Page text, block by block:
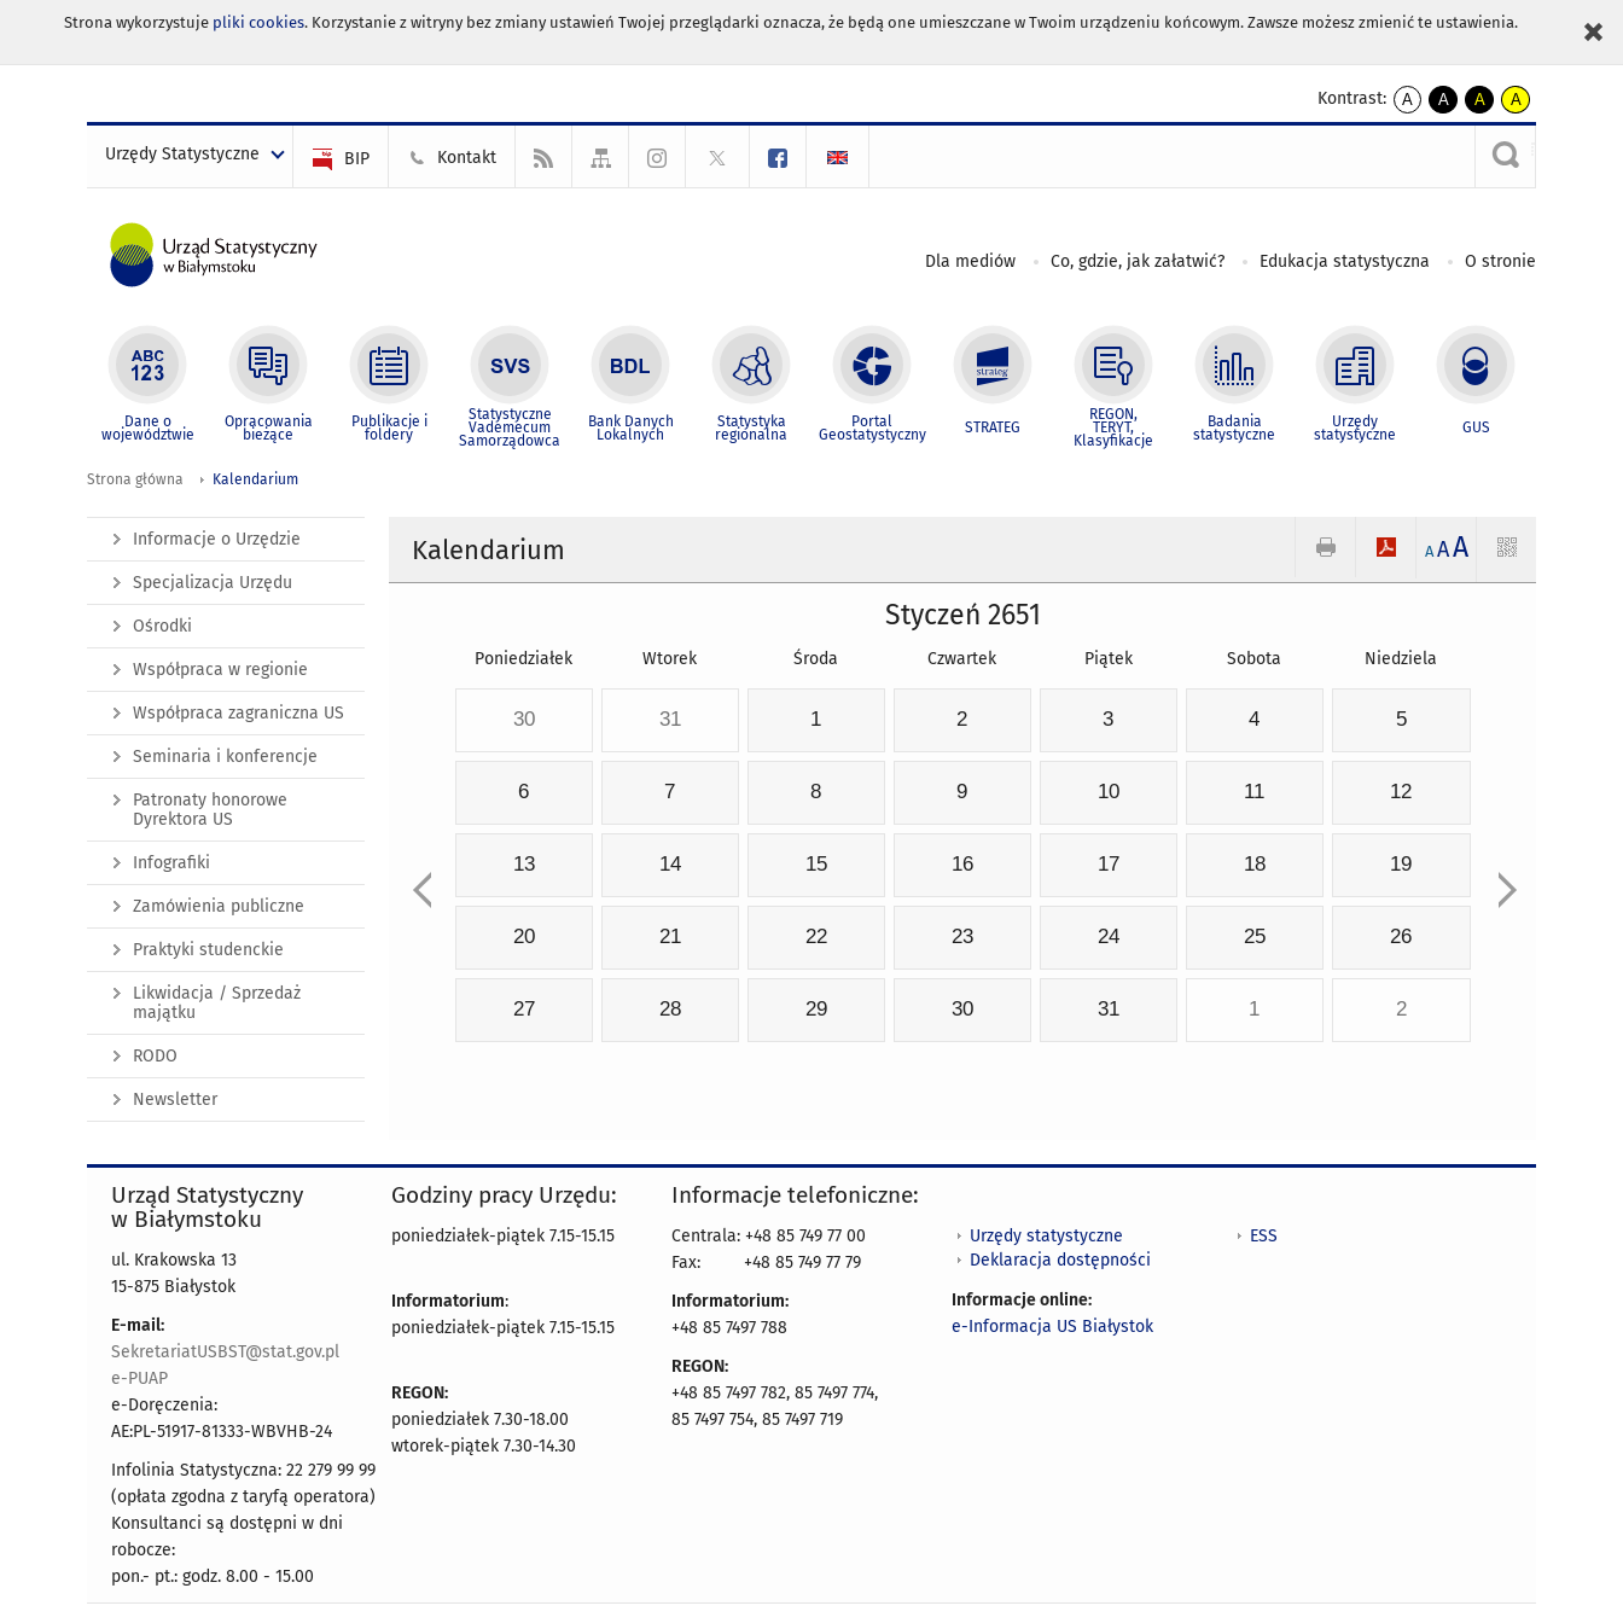
Strona wykorzystuje pliki cookies. Korzystanie z witryny bez zmiany ustawień Twojej przeglądarki oznacza, że będą one umieszczane w Twoim urządzeniu końcowym. Zawsze możesz zmienić te ustawienia.
Kontrast:
A
kontrast
A
kontrast
czarnym
A
kontrast
żółty
tekst
czarnym
A
kontrast
czarny
tekst
żółtym
Urzędy Statystyczne BIP Kontakt
Dla mediów Co, gdzie, jak załatwić? Edukacja statystyczna O stronie
Dane o
województwie
Opracowania
bieżące
Publikacje i
foldery
Statystyczne
Vademecum
Samorządowca
Bank Danych
Lokalnych
Statystyka
regionalna
Portal
Geostatystyczny STRATEG
REGON,
TERYT,
Klasyfikacje
Badania
statystyczne
Urzędy
statystyczne GUS
Strona główna Kalendarium
Kalendarium A AA
Styczeń 2651
Poniedziałek Wtorek Środa Czwartek Piątek Sobota Niedziela
30 31 1 2 3 4 5
6 7 8 9 10 11 12
13 14 15 16 17 18 19
20 21 22 23 24 25 26
27 28 29 30 31 1 2
Informacje o Urzędzie
Specjalizacja Urzędu
Ośrodki
Współpraca w regionie
Współpraca zagraniczna US
Seminaria i konferencje
Patronaty honorowe
Dyrektora US
Infografiki
Zamówienia publiczne
Praktyki studenckie
Likwidacja / Sprzedaż
majątku
RODO
Newsletter
Urząd Statystyczny
w Białymstoku
ul. Krakowska 13
15-875 Białystok
E-mail:
SekretariatUSBST@stat.gov.pl
e-PUAP
e-Doręczenia:
AE:PL-51917-81333-WBVHB-24
Infolinia Statystyczna: 22 279 99 99
(opłata zgodna z taryfą operatora)
Konsultanci są dostępni w dni
robocze:
pon.- pt.: godz. 8.00 - 15.00
Godziny pracy Urzędu:
poniedziałek-piątek 7.15-15.15
Informatorium:
poniedziałek-piątek 7.15-15.15
REGON:
poniedziałek 7.30-18.00
wtorek-piątek 7.30-14.30
Informacje telefoniczne:
Centrala: +48 85 749 77 00
Fax:
+48 85 749 77 79
Informatorium:
+48 85 7497 788
REGON:
+48 85 7497 782, 85 7497 774,
85 7497 754, 85 7497 719
Urzędy statystyczne
Deklaracja dostępności
Informacje online:
e-Informacja US Białystok
ESS